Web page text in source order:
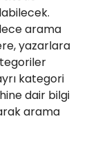
arama
yazarlara
kategori
dair bilgi
arama